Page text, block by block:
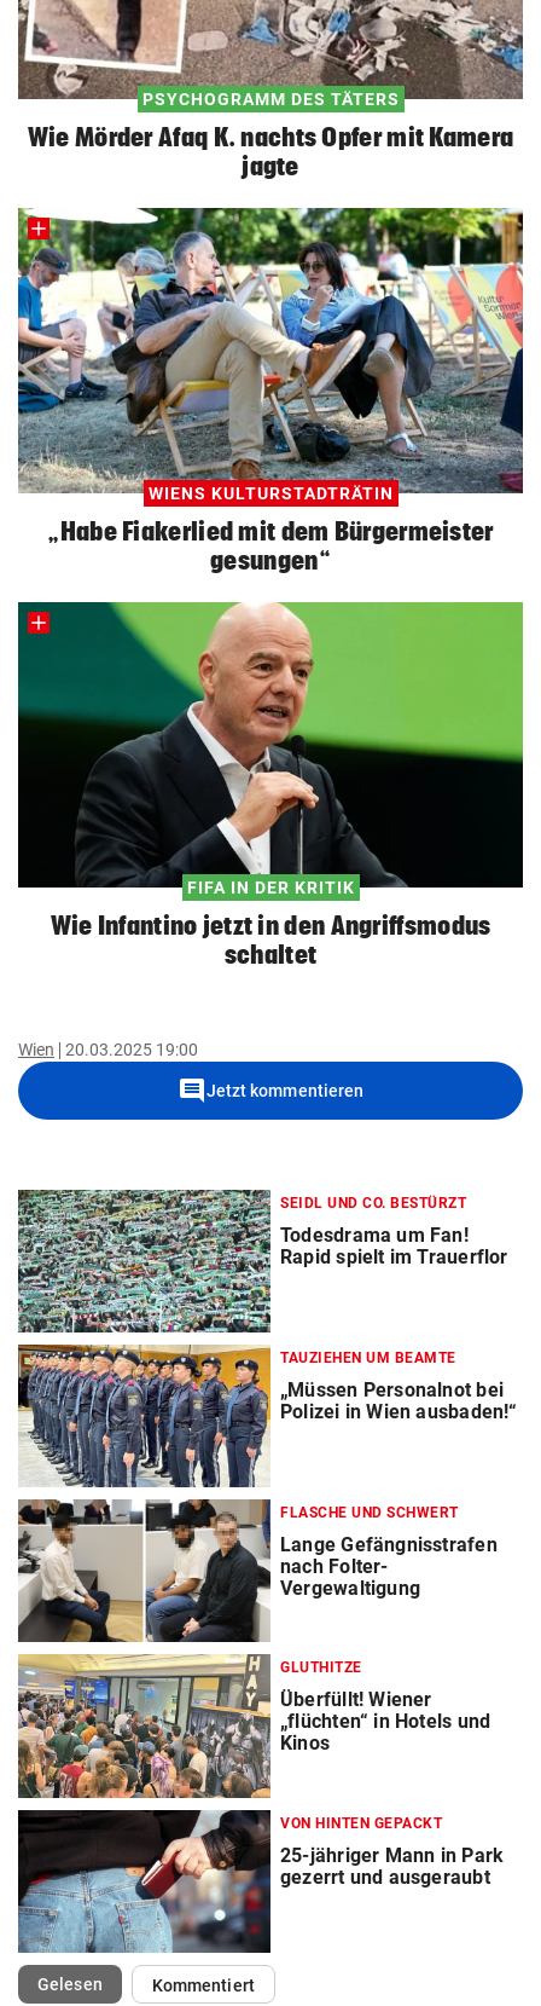
PSYCHOGRAMM DES TÄTERS
Wie Mörder Afaq K. nachts Opfer mit Kamera
jagte
WIENS KULTURSTADTRÄTIN
„Habe Fiakerlied mit dem Bürgermeister
gesungen“
FIFA IN DER KRITIK
Wie Infantino jetzt in den Angriffsmodus
schaltet
Wien 20.03.2025 19:00
commentJetzt kommentieren
SEIDL UND CO. BESTÜRZT
Todesdrama um Fan!
Rapid spielt im Trauerflor
TAUZIEHEN UM BEAMTE
„Müssen Personalnot bei
Polizei in Wien ausbaden!“
FLASCHE UND SCHWERT
Lange Gefängnisstrafen
nach Folter-
Vergewaltigung
GLUTHITZE
Überfüllt! Wiener
„flüchten“ in Hotels und
Kinos
VON HINTEN GEPACKT
25-jähriger Mann in Park
gezerrt und ausgeraubt
Gelesen(ausgewählt)Kommentiert